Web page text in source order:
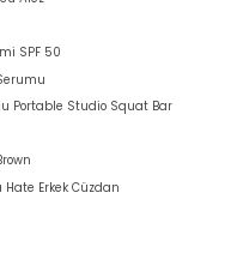
SPF 50
Portable Studio Squat Bar
Erkek Cüzdan